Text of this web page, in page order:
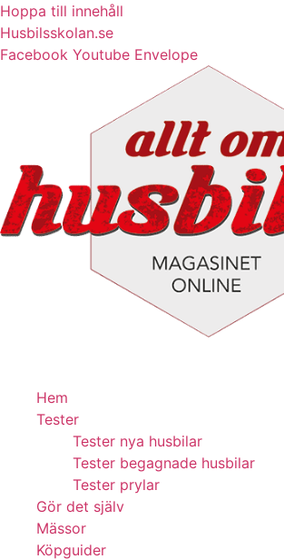
Hoppa till innehåll
Husbilsskolan.se
Facebook Youtube Envelope
Hem
Tester
Tester nya husbilar
Tester begagnade husbilar
Tester prylar
Gör det själv
Mässor
Köpguider